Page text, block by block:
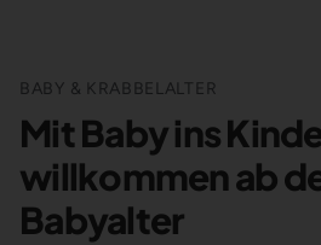
BABY & KRABBELALTER
Mit Baby ins
willkommen ab
Babyalter